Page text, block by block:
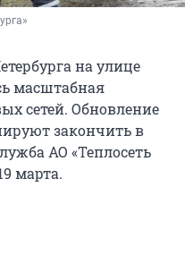
на улице
масштабная
сетей. Обновление
закончить в
АО «Теплосеть
марта.